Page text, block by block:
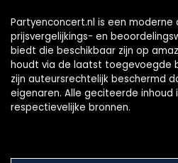
Partyenconcert.nl is een moderne
prijsvergelijkings- en
biedt die beschikbaar zijn op
houdt via de laatst toegevoegde
zijn auteursrechtelijk beschermd
eigenaren. Alle geciteerde inhoud
respectievelijke bronnen.